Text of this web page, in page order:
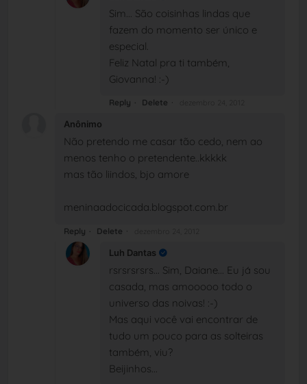
Sim... São coisinhas lindas que
fazem do momento ser único e
especial.
Feliz Natal pra ti também,
Giovanna! :-)
Reply Delete
Anônimo
Não pretendo me casar tão cedo, nem ao
menos tenho o pretendente..kkkkk
mas tão liindos, bjo amore
meninaadocicada.blogspot.com.br
Reply Delete
Luh Dantas
rsrsrsrsrs... Sim, Daiane... Eu já sou
casada, mas amooooo todo o
universo das noivas! :-)
Mas aqui você vai encontrar de
tudo um pouco para as solteiras
também, viu?
Beijinhos...